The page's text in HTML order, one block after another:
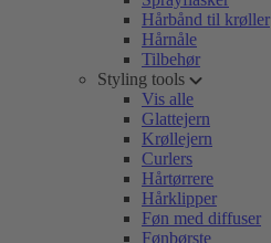
Hårbånd til krøller
Hårnåle
Tilbehør
Styling tools
Vis alle
Glattejern
Krøllejern
Curlers
Hårtørrere
Hårklipper
Føn med diffuser
Fønbørste